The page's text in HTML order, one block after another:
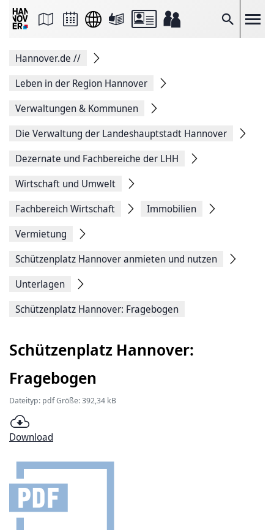
Suche
Seite
Facebook
teilen
Seitenlink
Seite
Hannover.de //
Leben in der Region Hannover
Verwaltungen & Kommunen
Die Verwaltung der Landeshauptstadt Hannover
Dezernate und Fachbereiche der LHH
Wirtschaft und Umwelt
Fachbereich Wirtschaft
Immobilien
Vermietung
Schützenplatz Hannover anmieten und nutzen
Unterlagen
Schützenplatz Hannover: Fragebogen
Schützenplatz Hannover:
Fragebogen
Dateityp: pdf Größe: 392,34 kB
Download